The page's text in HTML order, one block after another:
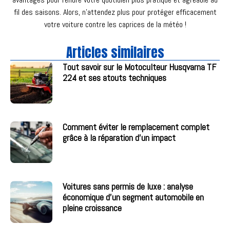
fil des saisons. Alors, n’attendez plus pour protéger efficacement
votre voiture contre les caprices de la météo !
Articles similaires
Tout savoir sur le Motoculteur Husqvarna TF
224 et ses atouts techniques
Comment éviter le remplacement complet
grâce à la réparation d’un impact
Voitures sans permis de luxe : analyse
économique d’un segment automobile en
pleine croissance